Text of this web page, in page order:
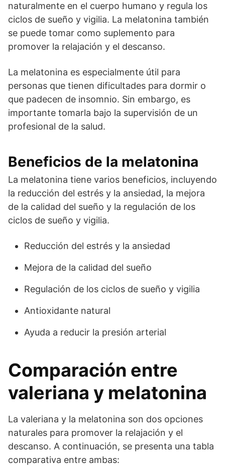
naturalmente en el cuerpo humano y regula los
ciclos de sueño y vigilia. La melatonina también
se puede tomar como suplemento para
promover la relajación y el descanso.
La melatonina es especialmente útil para
personas que tienen dificultades para dormir o
que padecen de insomnio. Sin embargo, es
importante tomarla bajo la supervisión de un
profesional de la salud.
Beneficios de la melatonina
La melatonina tiene varios beneficios, incluyendo
la reducción del estrés y la ansiedad, la mejora
de la calidad del sueño y la regulación de los
ciclos de sueño y vigilia.
Reducción del estrés y la ansiedad
Mejora de la calidad del sueño
Regulación de los ciclos de sueño y vigilia
Antioxidante natural
Ayuda a reducir la presión arterial
Comparación entre
valeriana y melatonina
La valeriana y la melatonina son dos opciones
naturales para promover la relajación y el
descanso. A continuación, se presenta una tabla
comparativa entre ambas: